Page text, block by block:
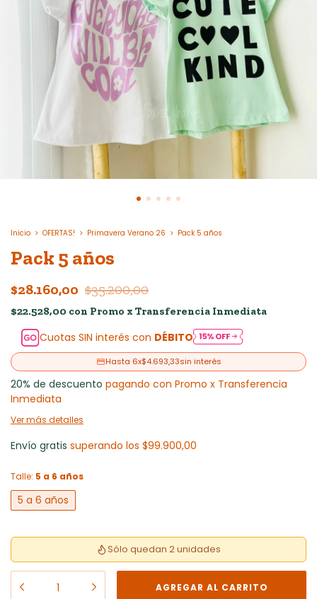
Inicio > OFERTAS! > Primavera Verano 26 > Pack 5 años
Pack 5 años
$28.160,00 $35.200,00
$22.528,00 con Promo x Transferencia Inmediata
Cuotas SIN interés con DÉBITO
6x$4.693,33sin interés
20% de descuento pagando con Promo x Transferencia
Inmediata
Ver más detalles
Envío gratis superando los $99.900,00
Talle: 5 a 6 años
5 a 6 años
Sólo quedan 2 unidades